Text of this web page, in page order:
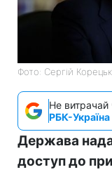
Фото: Сергій
Не витрачай
РБК-
Держава
доступ до